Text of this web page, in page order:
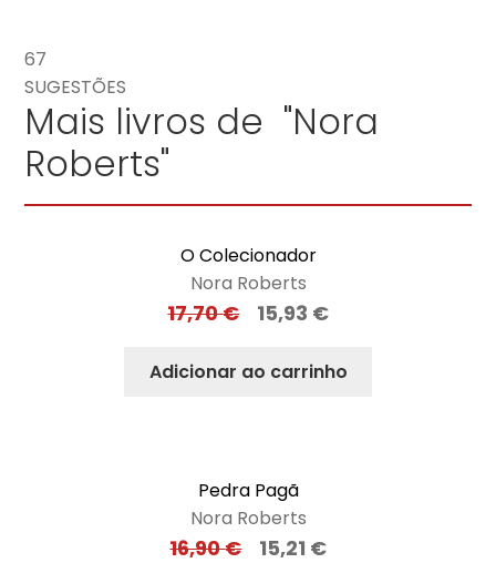
67
SUGESTÕES
Mais livros de "Nora
Roberts"
O Colecionador
Nora Roberts
17,70€ 15,93 €
Adicionar ao carrinho
Pedra Pagã
Nora Roberts
16,90€ 15,21 €